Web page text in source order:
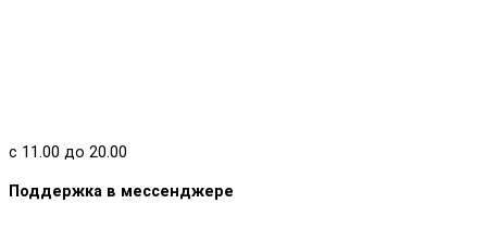
с 11.00 до 20.00
Поддержка в мессенджере